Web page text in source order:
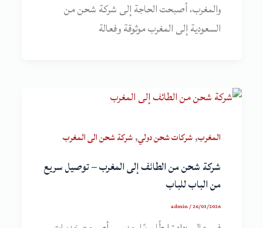
والمغرب، أصبحت الحاجة إلى شركة شحن من
السعودية إلى المغرب موثوقة وفعالة
المغرب,شركات شحن دولي,شركة شحن الى المغرب
شركة شحن من الطائف إلى المغرب – توصيل سريع
من الباب للباب
admin/26/03/2026